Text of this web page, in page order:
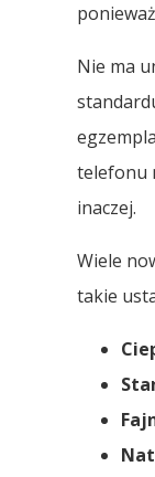
Nie ma
telefonu
inaczej.
Wiele
takie